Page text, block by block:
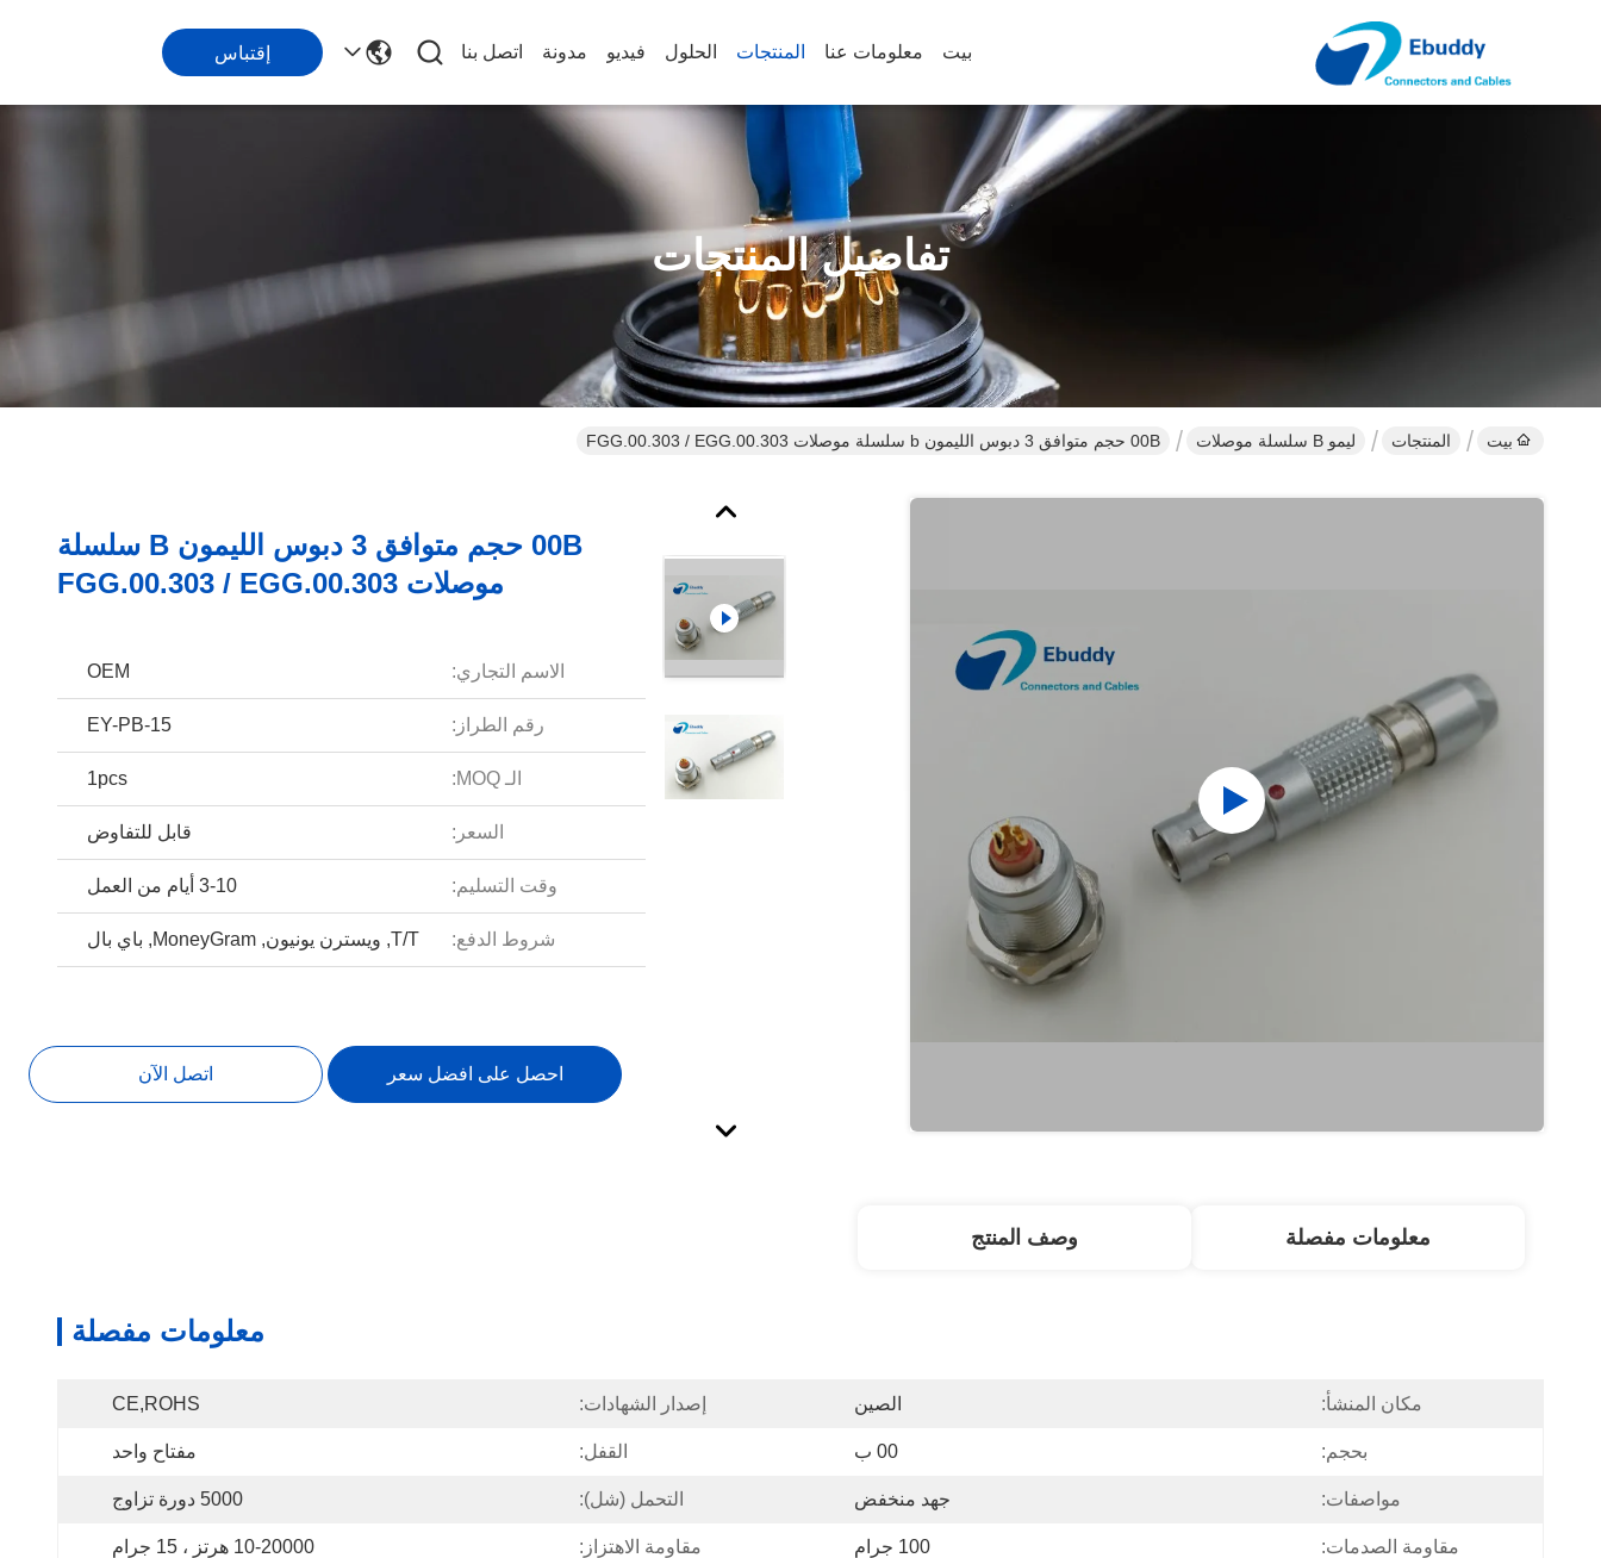
بيت معلومات عنا المنتجات الحلول فيديو مدونة اتصل بنا إقتباس
تفاصيل المنتجات
بيت المنتجات ليمو B سلسلة موصلات 00B حجم متوافق 3 دبوس الليمون b سلسلة موصلات FGG.00.303 / EGG.00.303
00B حجم متوافق 3 دبوس الليمون B سلسلة
موصلات FGG.00.303 / EGG.00.303
الاسم التجاري: OEM
رقم الطراز: EY-PB-15
الـ MOQ: 1pcs
السعر: قابل للتفاوض
وقت التسليم: 3-10 أيام من العمل
شروط الدفع: T/T, ويسترن يونيون, MoneyGram, باي بال
احصل على افضل سعر اتصل الآن
معلومات مفصلة وصف المنتج
معلومات مفصلة
مكان المنشأ: الصين إصدار الشهادات: CE,ROHS
بحجم: 00 ب القفل: مفتاح واحد
مواصفات: جهد منخفض التحمل (شل): 5000 دورة تزاوج
مقاومة الصدمات: 100 جرام مقاومة الاهتزاز: 10-20000 هرتز ، 15 جرام